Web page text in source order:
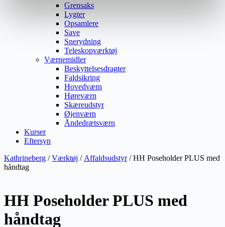
Grensaks
Lygter
Opsamlere
Save
Snerydning
Teleskopværktøj
Værnemidler
Beskyttelsesdragter
Faldsikring
Hovedværn
Høreværn
Skæreudstyr
Øjenværn
Åndedrætsværn
Kurser
Eftersyn
Kathrineberg /Værktøj / Affaldsudstyr/ HH Poseholder PLUS med
håndtag
HH Poseholder PLUS med
håndtag